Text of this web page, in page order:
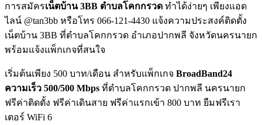
การสมัครเน็ตบ้าน 3BB ตำบลโคกกรวด ทำได้ง่ายๆ เพียงแอด
ไลน์ @tan3bb หรือโทร 066-121-4430 แจ้งความประสงค์ติดตั้ง
เน็ตบ้าน 3BB ที่ตำบลโคกกรวด อำเภอปากพลี จังหวัดนครนายก
พร้อมแจ้งแพ็กเกจที่สนใจ
เริ่มต้นเพียง 500 บาท/เดือน สำหรับแพ็กเกจ BroadBand24
ความเร็ว 500/500 Mbps ที่ตำบลโคกกรวด ปากพลี นครนายก
ฟรีค่าติดตั้ง ฟรีค่าเดินสาย ฟรีค่าแรกเข้า 800 บาท ยืมฟรีเรา
เตอร์ WiFi 6